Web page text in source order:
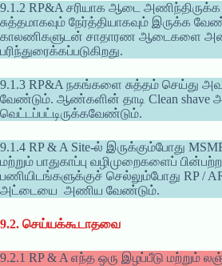
9.1.2 RP&A சரியாக ஆடை
சுத்தமாகவும் நேர்த்தியாகவும் இருக்க
காலணிகளுடன் சாதாரண ஆடைகளை
பரிந்துரைக்கப்படுகிறது.
9.1.3 RP&A நகங்களை சுத்தம் செய்து
வேண்டும். ஆண்களின் தாடி Clean shave
வெட்டப்பட்டிருக்கவேண்டும்.
9.1.4 RP & A Site-ல் இருக்கும்போது
மற்றும் பாதுகாப்பு வழிமுறைகளைப்
பணியிடங்களுக்குச் செல்லும்போது RP /
அட்டையை அணிய வேண்டும்.
9.2. செய்யக்கூடாதவை
9.2.1 RP & A எந்த ஒரு இழப்பீடு மற்றும்